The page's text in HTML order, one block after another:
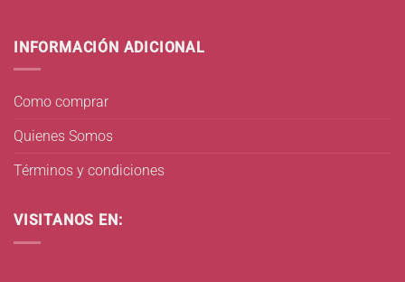
INFORMACIÓN ADICIONAL
Como comprar
Quienes Somos
Términos y condiciones
VISITANOS EN: